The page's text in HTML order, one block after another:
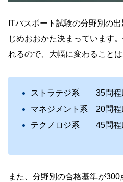
ITパスポート試験の分野別の
じめおおかた決まっています
れるので、大幅に変わることは
ストラテジ系 35問程
マネジメント系 20問程
テクノロジ系 45問程
また、分野別の合格基準が